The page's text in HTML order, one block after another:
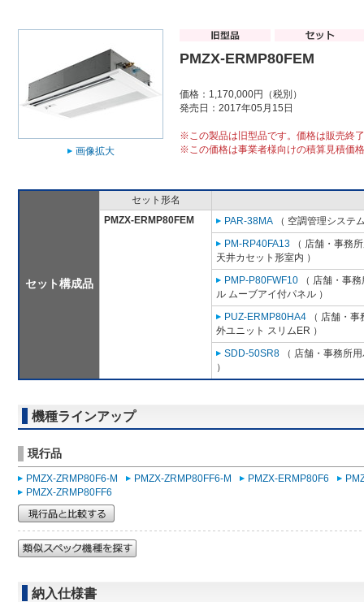
画像拡大
PMZX-ERMP80FEM
価格：1,170,000円（税別）
発売日：2017年05月15日
※この製品は旧型品です。価格は販売終
※この価格は事業者様向けの積算見積価
セット構成品
セット形名
PMZX-ERMP80FEM
PAR-38MA （ 空調管理システ
PM-RP40FA13 （ 店舗・事務
天井カセット形室内 ）
PMP-P80FWF10 （ 店舗・事
ル ムーブアイ付パネル ）
PUZ-ERMP80HA4 （ 店舗・
外ユニット スリムER ）
SDD-50SR8 （ 店舗・事務所
）
機種ラインアップ
現行品
PMZX-ZRMP80F6-M PMZX-ZRMP80FF6-M PMZX-ERMP80F6
PMZX-ZRMP80FF6
納入仕様書